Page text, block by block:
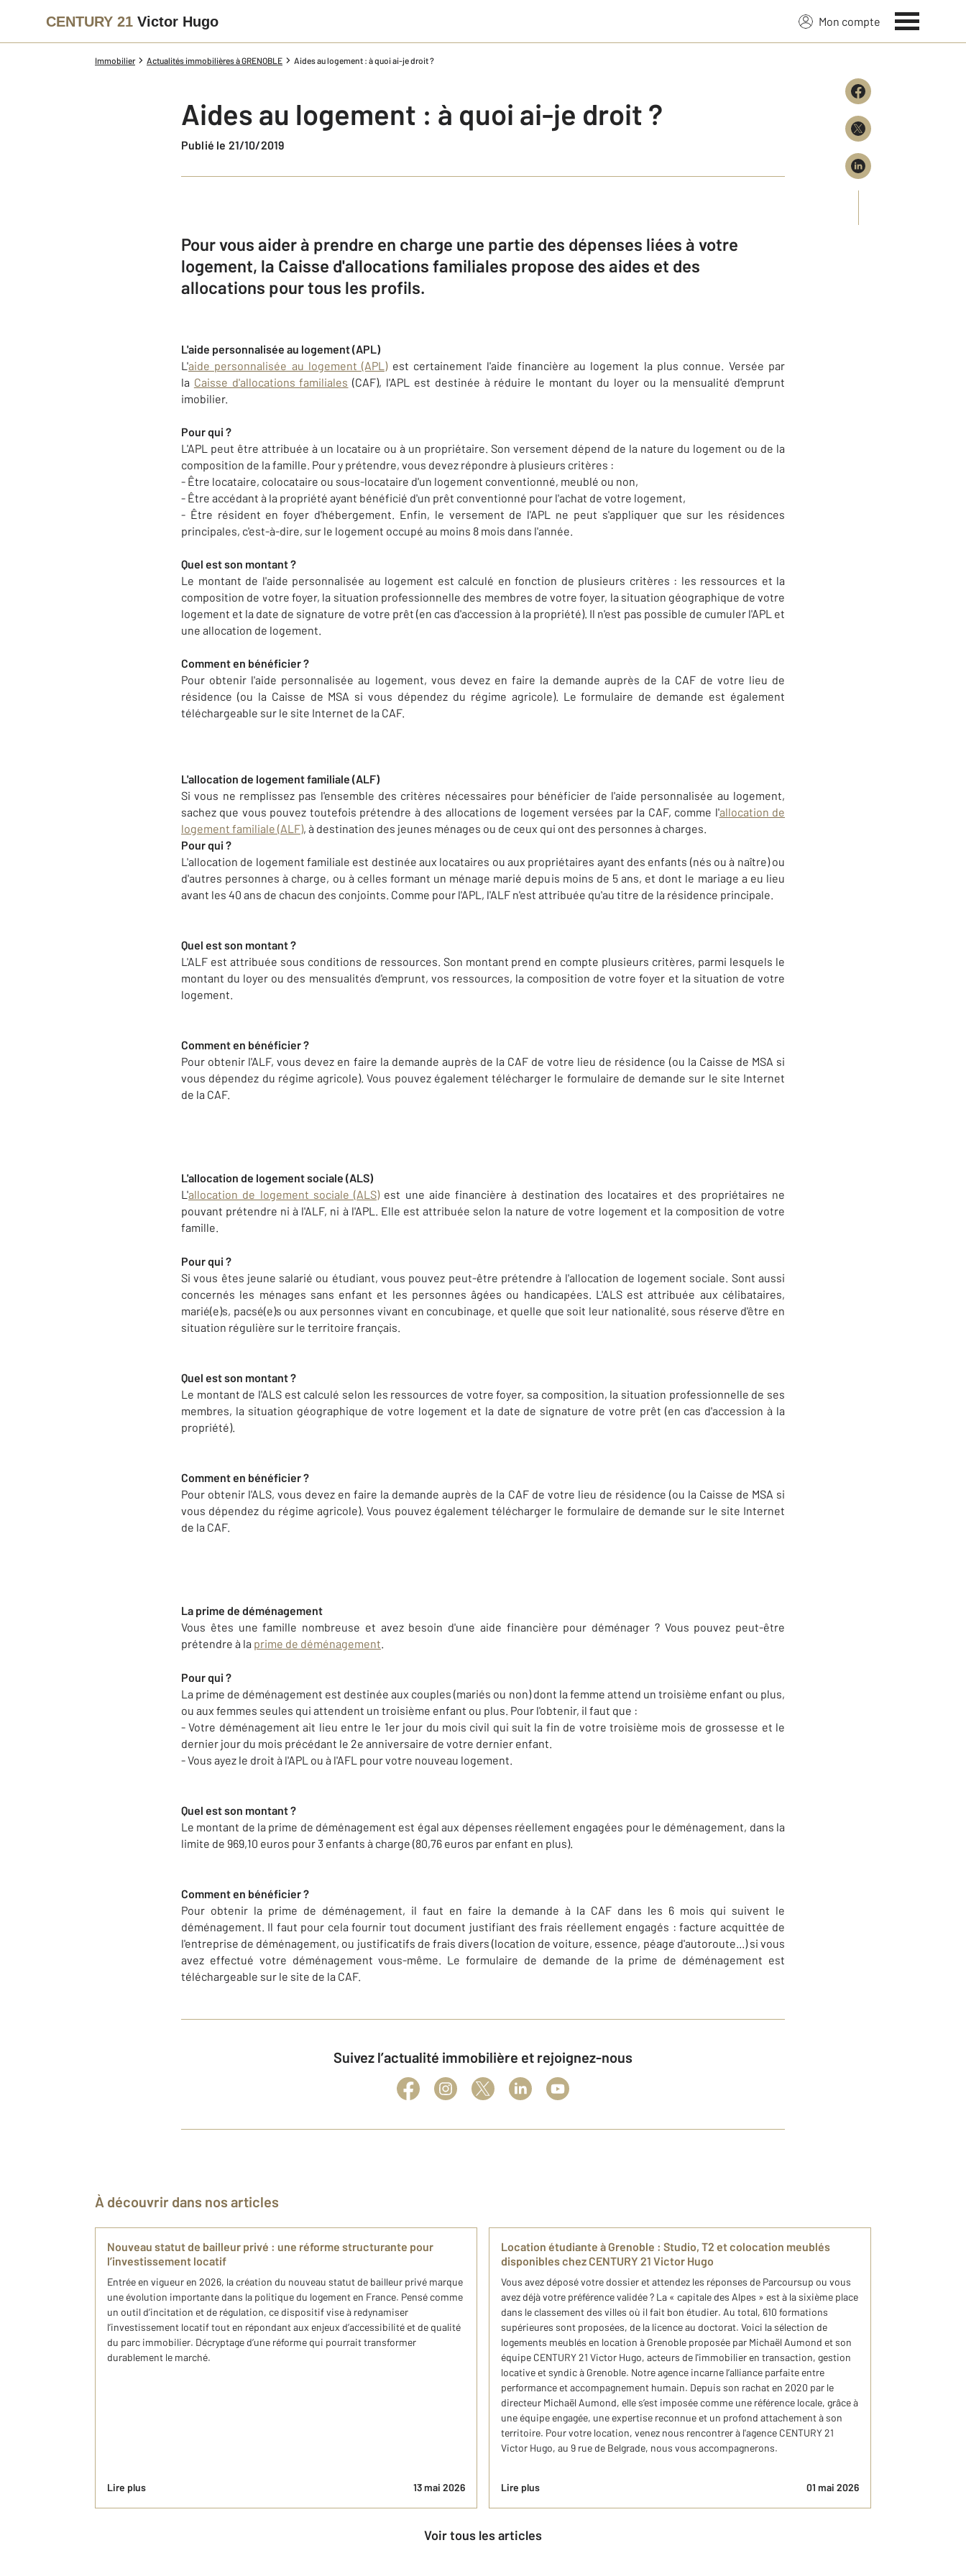
CENTURY 21 Victor Hugo Mon compte
Immobilier Actualités immobilières à GRENOBLE Aides au logement : à quoi ai-je droit ?
Aides au logement : à quoi ai-je droit ?
Publié le 21/10/2019
Pour vous aider à prendre en charge une partie des dépenses liées à votre
logement, la Caisse d'allocations familiales propose des aides et des
allocations pour tous les profils.
L'aide personnalisée au logement (APL)
L'aide personnalisée au logement (APL)est certainement l'aide financière au logement la plus connue. Versée par
la Caisse d'allocations familiales (CAF), l'APL est destinée à réduire le montant du loyer ou la mensualité d'emprunt
imobilier.
Pour qui ?
L'APL peut être attribuée à un locataire ou à un propriétaire. Son versement dépend de la nature du logement ou de la
composition de la famille. Pour y prétendre, vous devez répondre à plusieurs critères :
- Être locataire, colocataire ou sous-locataire d'un logement conventionné, meublé ou non,
- Être accédant à la propriété ayant bénéficié d'un prêt conventionné pour l'achat de votre logement,
- Être résident en foyer d'hébergement. Enfin, le versement de l'APL ne peut s'appliquer que sur les résidences
principales, c'est-à-dire, sur le logement occupé au moins 8 mois dans l'année.
Quel est son montant ?
Le montant de l'aide personnalisée au logement est calculé en fonction de plusieurs critères : les ressources et la
composition de votre foyer, la situation professionnelle des membres de votre foyer, la situation géographique de votre
logement et la date de signature de votre prêt (en cas d'accession à la propriété). Il n'est pas possible de cumuler l'APL et
une allocation de logement.
Comment en bénéficier ?
Pour obtenir l'aide personnalisée au logement, vous devez en faire la demande auprès de la CAF de votre lieu de
résidence (ou la Caisse de MSA si vous dépendez du régime agricole). Le formulaire de demande est également
téléchargeable sur le site Internet de la CAF.
L'allocation de logement familiale (ALF)
Si vous ne remplissez pas l'ensemble des critères nécessaires pour bénéficier de l'aide personnalisée au logement,
sachez que vous pouvez toutefois prétendre à des allocations de logement versées par la CAF, comme l'allocation de
logement familiale (ALF), à destination des jeunes ménages ou de ceux qui ont des personnes à charges.
Pour qui ?
L'allocation de logement familiale est destinée aux locataires ou aux propriétaires ayant des enfants (nés ou à naître) ou
d'autres personnes à charge, ou à celles formant un ménage marié depuis moins de 5 ans, et dont le mariage a eu lieu
avant les 40 ans de chacun des conjoints. Comme pour l'APL, l'ALF n'est attribuée qu'au titre de la résidence principale.
Quel est son montant ?
L'ALF est attribuée sous conditions de ressources. Son montant prend en compte plusieurs critères, parmi lesquels le
montant du loyer ou des mensualités d'emprunt, vos ressources, la composition de votre foyer et la situation de votre
logement.
Comment en bénéficier ?
Pour obtenir l'ALF, vous devez en faire la demande auprès de la CAF de votre lieu de résidence (ou la Caisse de MSA si
vous dépendez du régime agricole). Vous pouvez également télécharger le formulaire de demande sur le site Internet
de la CAF.
L'allocation de logement sociale (ALS)
L'allocation de logement sociale (ALS)est une aide financière à destination des locataires et des propriétaires ne
pouvant prétendre ni à l'ALF, ni à l'APL. Elle est attribuée selon la nature de votre logement et la composition de votre
famille.
Pour qui ?
Si vous êtes jeune salarié ou étudiant, vous pouvez peut-être prétendre à l'allocation de logement sociale. Sont aussi
concernés les ménages sans enfant et les personnes âgées ou handicapées. L'ALS est attribuée aux célibataires,
marié(e)s, pacsé(e)s ou aux personnes vivant en concubinage, et quelle que soit leur nationalité, sous réserve d'être en
situation régulière sur le territoire français.
Quel est son montant ?
Le montant de l'ALS est calculé selon les ressources de votre foyer, sa composition, la situation professionnelle de ses
membres, la situation géographique de votre logement et la date de signature de votre prêt (en cas d'accession à la
propriété).
Comment en bénéficier ?
Pour obtenir l'ALS, vous devez en faire la demande auprès de la CAF de votre lieu de résidence (ou la Caisse de MSA si
vous dépendez du régime agricole). Vous pouvez également télécharger le formulaire de demande sur le site Internet
de la CAF.
La prime de déménagement
Vous êtes une famille nombreuse et avez besoin d'une aide financière pour déménager ? Vous pouvez peut-être
prétendre à la prime de déménagement.
Pour qui ?
La prime de déménagement est destinée aux couples (mariés ou non) dont la femme attend un troisième enfant ou plus,
ou aux femmes seules qui attendent un troisième enfant ou plus. Pour l'obtenir, il faut que :
- Votre déménagement ait lieu entre le 1er jour du mois civil qui suit la fin de votre troisième mois de grossesse et le
dernier jour du mois précédant le 2e anniversaire de votre dernier enfant.
- Vous ayez le droit à l'APL ou à l'AFL pour votre nouveau logement.
Quel est son montant ?
Le montant de la prime de déménagement est égal aux dépenses réellement engagées pour le déménagement, dans la
limite de 969,10 euros pour 3 enfants à charge (80,76 euros par enfant en plus).
Comment en bénéficier ?
Pour obtenir la prime de déménagement, il faut en faire la demande à la CAF dans les 6 mois qui suivent le
déménagement. Il faut pour cela fournir tout document justifiant des frais réellement engagés : facture acquittée de
l'entreprise de déménagement, ou justificatifs de frais divers (location de voiture, essence, péage d'autoroute...) si vous
avez effectué votre déménagement vous-même. Le formulaire de demande de la prime de déménagement est
téléchargeable sur le site de la CAF.
Suivez l’actualité immobilière et rejoignez-nous
À découvrir dans nos articles
Nouveau statut de bailleur privé : une réforme structurante pour
l’investissement locatif
Entrée en vigueur en 2026, la création du nouveau statut de bailleur privé marque
une évolution importante dans la politique du logement en France. Pensé comme
un outil d’incitation et de régulation, ce dispositif vise à redynamiser
l’investissement locatif tout en répondant aux enjeux d’accessibilité et de qualité
du parc immobilier. Décryptage d’une réforme qui pourrait transformer
durablement le marché.
Lire plus 13 mai 2026
Location étudiante à Grenoble : Studio, T2 et colocation meublés
disponibles chez CENTURY 21 Victor Hugo
Vous avez déposé votre dossier et attendez les réponses de Parcoursup ou vous
avez déjà votre préférence validée ? La « capitale des Alpes » est à la sixième place
dans le classement des villes où il fait bon étudier. Au total, 610 formations
supérieures sont proposées, de la licence au doctorat. Voici la sélection de
logements meublés en location à Grenoble proposée par Michaël Aumond et son
équipe CENTURY 21 Victor Hugo, acteurs de l'immobilier en transaction, gestion
locative et syndic à Grenoble. Notre agence incarne l’alliance parfaite entre
performance et accompagnement humain. Depuis son rachat en 2020 par le
directeur Michaël Aumond, elle s’est imposée comme une référence locale, grâce à
une équipe engagée, une expertise reconnue et un profond attachement à son
territoire. Pour votre location, venez nous rencontrer à l'agence CENTURY 21
Victor Hugo, au 9 rue de Belgrade, nous vous accompagnerons.
Lire plus 01 mai 2026
Voir tous les articles